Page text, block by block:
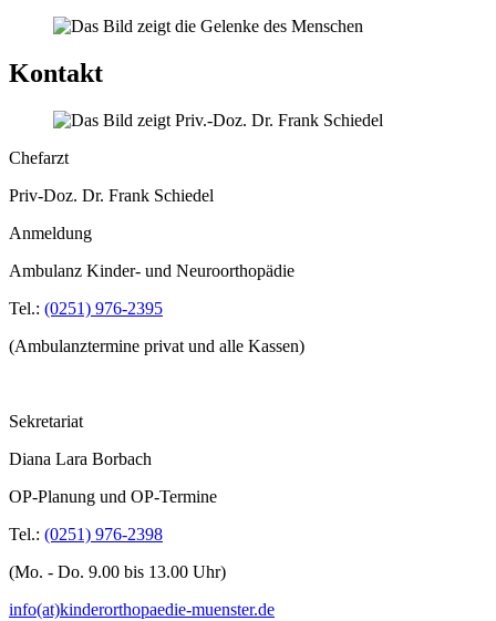
Kontakt
Chefarzt
Priv-Doz. Dr. Frank Schiedel
Anmeldung
Ambulanz Kinder- und Neuroorthopädie
Tel.: (0251) 976-2395
(Ambulanztermine privat und alle Kassen)
Sekretariat
Diana Lara Borbach
OP-Planung und OP-Termine
Tel.: (0251) 976-2398
(Mo. - Do. 9.00 bis 13.00 Uhr)
info(at)kinderorthopaedie-muenster.de